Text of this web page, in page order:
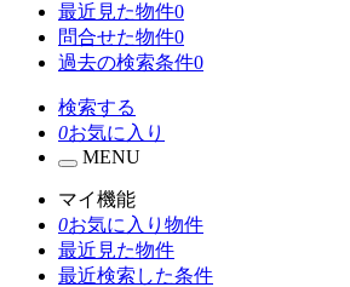
最近見た物件0
問合せた物件0
過去の検索条件0
検索する
0お気に入り
MENU
マイ機能
0お気に入り物件
最近見た物件
最近検索した条件